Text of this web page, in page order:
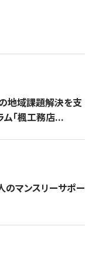
地域課題解決を支
ム「楓工務店...
のマンスリーサポー